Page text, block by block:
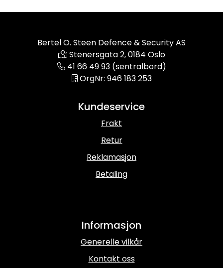
Bertel O. Steen Defence & Security AS
Stenersgata 2, 0184 Oslo
41 66 49 93 (sentralbord)
OrgNr: 946 183 253
Kundeservice
Frakt
Retur
Reklamasjon
Betaling
Informasjon
Generelle vilkår
Kontakt oss